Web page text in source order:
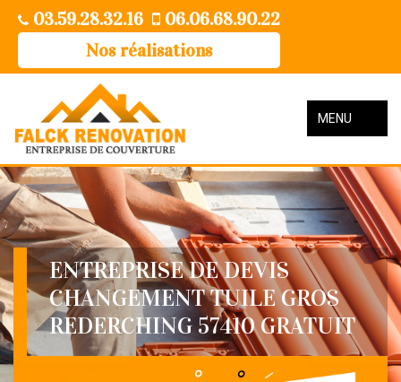
03.59.28.32.16
06.06.68.90.22
Nos réalisations
MENU
ENTREPRISE DE DEVIS
CHANGEMENT TUILE GROS
REDERCHING 57410 GRATUIT